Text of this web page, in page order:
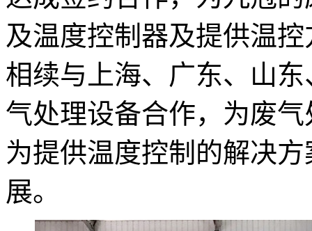
及温度控制器及提供温
相续与上海、广东、山
气处理设备合作，为废
为提供温度控制的解决
展。